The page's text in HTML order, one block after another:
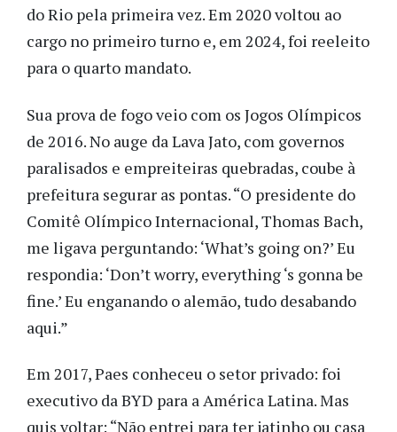
do Rio pela primeira vez. Em 2020 voltou ao
cargo no primeiro turno e, em 2024, foi reeleito
para o quarto mandato.
Sua prova de fogo veio com os Jogos Olímpicos
de 2016. No auge da Lava Jato, com governos
paralisados e empreiteiras quebradas, coube à
prefeitura segurar as pontas. “O presidente do
Comitê Olímpico Internacional, Thomas Bach,
me ligava perguntando: ‘What’s going on?’ Eu
respondia: ‘Don’t worry, everything ‘s gonna be
fine.’ Eu enganando o alemão, tudo desabando
aqui.”
Em 2017, Paes conheceu o setor privado: foi
executivo da BYD para a América Latina. Mas
quis voltar: “Não entrei para ter jatinho ou casa